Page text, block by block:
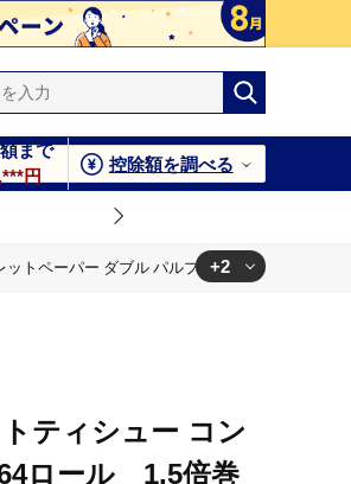
まで
円
控除額を調べる
トペーパー ダブル パルプ100％ 香りつき 日用
+2
ティシュー コン
ロール 1.5倍巻